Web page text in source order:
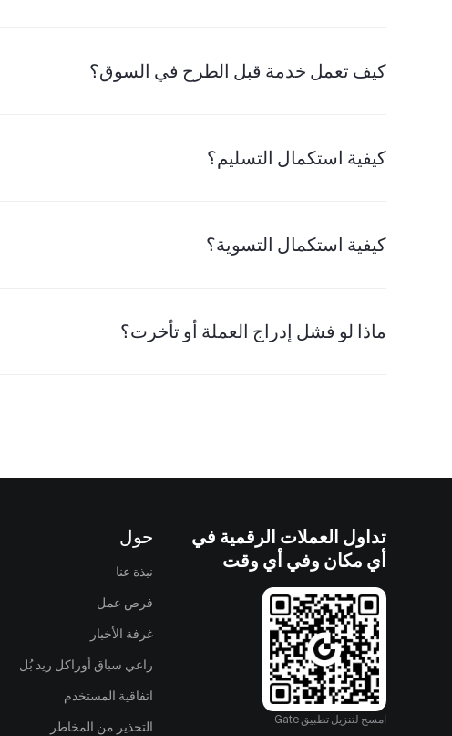
كيف تعمل خدمة قبل الطرح في السوق؟
كيفية استكمال التسليم؟
كيفية استكمال التسوية؟
ماذا لو فشل إدراج العملة أو تأخرت؟
تداول العملات الرقمية في
أي مكان وفي أي وقت
امسح لتنزيل تطبيق Gate
حول
نبذة عنا
فرص عمل
غرفة الأخبار
راعي سباق أوراكل ريد بُل
اتفاقية المستخدم
التحذير من المخاطر